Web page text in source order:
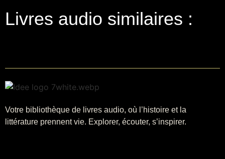
Livres audio similaires :
Votre bibliothèque de livres audio, où l’histoire et la
littérature prennent vie. Explorer, écouter, s’inspirer.